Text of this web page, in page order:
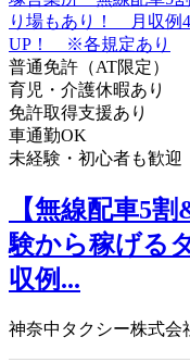
普通免許（AT限定）
育児・介護休暇あり
免許取得支援あり
車通勤OK
未経験・初心者も歓迎
【無線配車5
験から稼げる
収例...
神奈中タクシー株式会